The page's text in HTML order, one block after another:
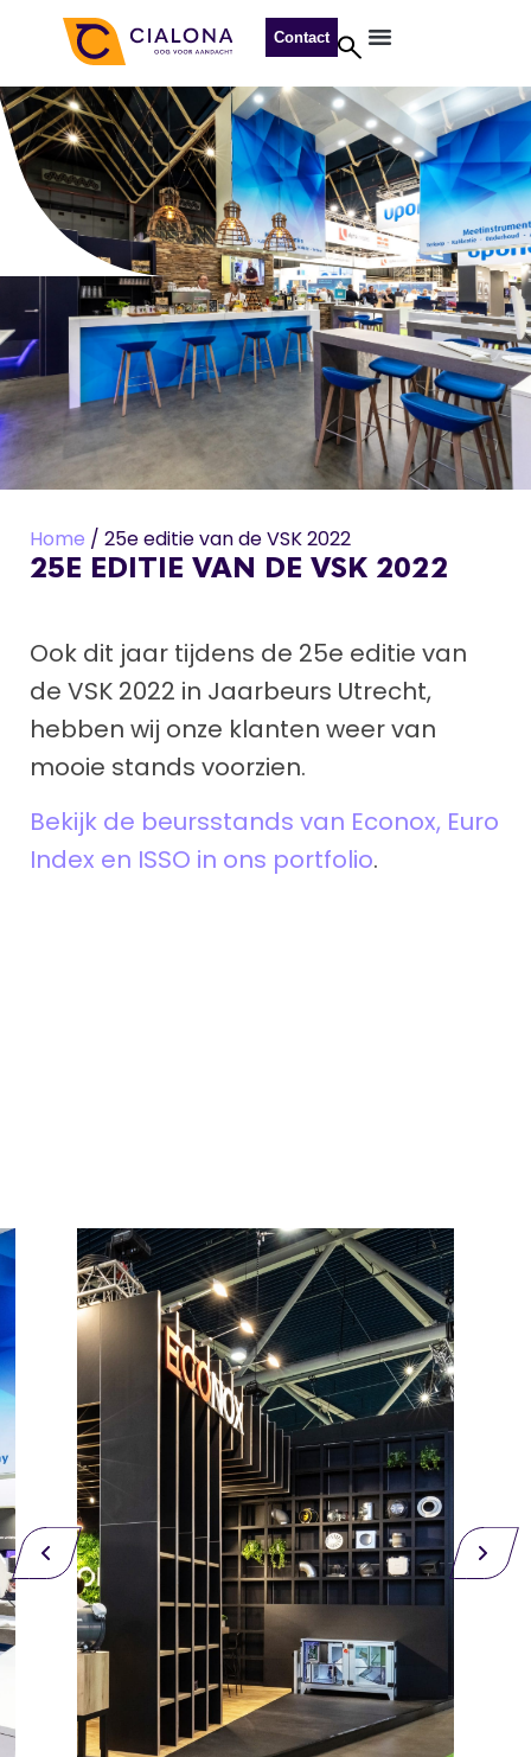
Contact
Home / 25e editie van de VSK 2022
25E EDITIE VAN DE VSK 2022
Ook dit jaar tijdens de 25e editie van
de VSK 2022 in Jaarbeurs Utrecht,
hebben wij onze klanten weer van
mooie stands voorzien.
Bekijk de beursstands van Econox, Euro
Index en ISSO in ons portfolio.